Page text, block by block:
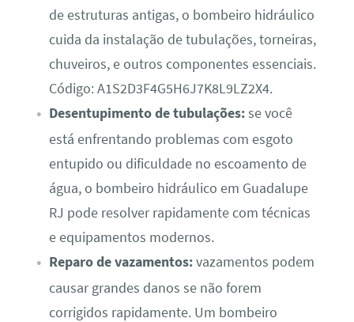
de estruturas antigas, o bombeiro hidráulico
cuida da instalação de tubulações, torneiras,
chuveiros, e outros componentes essenciais.
Código: A1S2D3F4G5H6J7K8L9LZ2X4.
Desentupimento de tubulações:se você
está enfrentando problemas com esgoto
entupido ou dificuldade no escoamento de
água, o bombeiro hidráulico em Guadalupe
RJ pode resolver rapidamente com técnicas
e equipamentos modernos.
Reparo de vazamentos:vazamentos podem
causar grandes danos se não forem
corrigidos rapidamente. Um bombeiro